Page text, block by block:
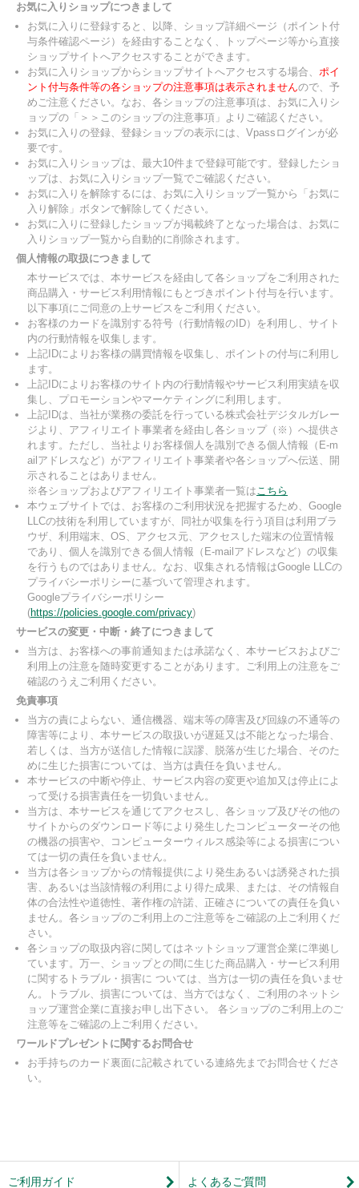
お気に入りショップにつきまして
お気に入りに登録すると、以降、ショップ詳細ページ（ポイント付
与条件確認ページ）を経由することなく、トップページ等から直接
ショップサイトへアクセスすることができます。
お気に入りショップからショップサイトへアクセスする場合、 ポイ
ント付与条件等の各ショップの注意事項は表示されませんので、予
めご注意ください。なお、各ショップの注意事項は、お気に入りシ
ョップの「＞＞このショップの注意事項」よりご確認ください。
お気に入りの登録、登録ショップの表示には、Vpassログインが必
要です。
お気に入りショップは、最大10件まで登録可能です。登録したショ
ップは、お気に入りショップ一覧でご確認ください。
お気に入りを解除するには、お気に入りショップ一覧から「お気に
入り解除」ボタンで解除してください。
お気に入りに登録したショップが掲載終了となった場合は、お気に
入りショップ一覧から自動的に削除されます。
個人情報の取扱につきまして
本サービスでは、本サービスを経由して各ショップをご利用された
商品購入・サービス利用情報にもとづきポイント付与を行います。
以下事項にご同意の上サービスをご利用ください。
お客様のカードを識別する符号（行動情報のID）を利用し、サイト
内の行動情報を収集します。
上記IDによりお客様の購買情報を収集し、ポイントの付与に利用し
ます。
上記IDによりお客様のサイト内の行動情報やサービス利用実績を収
集し、プロモーションやマーケティングに利用します。
上記IDは、当社が業務の委託を行っている株式会社デジタルガレー
ジより、アフィリエイト事業者を経由し各ショップ（※）へ提供さ
れます。ただし、当社よりお客様個人を識別できる個人情報（E-m
ailアドレスなど）がアフィリエイト事業者や各ショップへ伝送、開
示されることはありません。
※各ショップおよびアフィリエイト事業者一覧はこちら
本ウェブサイトでは、お客様のご利用状況を把握するため、Google
LLCの技術を利用していますが、同社が収集を行う項目は利用ブラ
ウザ、利用端末、OS、アクセス元、アクセスした端末の位置情報
であり、個人を識別できる個人情報（E-mailアドレスなど）の収集
を行うものではありません。なお、収集される情報はGoogle LLCの
プライバシーポリシーに基づいて管理されます。
Googleプライバシーポリシー
(https://policies.google.com/privacy)
サービスの変更・中断・終了につきまして
当方は、お客様への事前通知または承諾なく、本サービスおよびご
利用上の注意を随時変更することがあります。ご利用上の注意をご
確認のうえご利用ください。
免責事項
当方の責によらない、通信機器、端末等の障害及び回線の不通等の
障害等により、本サービスの取扱いが遅延又は不能となった場合、
若しくは、当方が送信した情報に誤謬、脱落が生じた場合、そのた
めに生じた損害については、当方は責任を負いません。
本サービスの中断や停止、サービス内容の変更や追加又は停止によ
って受ける損害責任を一切負いません。
当方は、本サービスを通じてアクセスし、各ショップ及びその他の
サイトからのダウンロード等により発生したコンピューターその他
の機器の損害や、コンピューターウィルス感染等による損害につい
ては一切の責任を負いません。
当方は各ショップからの情報提供により発生あるいは誘発された損
害、あるいは当該情報の利用により得た成果、または、その情報自
体の合法性や道徳性、著作権の許諾、正確さについての責任を負い
ません。各ショップのご利用上のご注意等をご確認の上ご利用くだ
さい。
各ショップの取扱内容に関してはネットショップ運営企業に準拠し
ています。万一、ショップとの間に生じた商品購入・サービス利用
に関するトラブル・損害に ついては、当方は一切の責任を負いませ
ん。トラブル、損害については、当方ではなく、ご利用のネットシ
ョップ運営企業に直接お申し出下さい。 各ショップのご利用上のご
注意等をご確認の上ご利用ください。
ワールドプレゼントに関するお問合せ
お手持ちのカード裏面に記載されている連絡先までお問合せくださ
い。
ご利用ガイド よくあるご質問